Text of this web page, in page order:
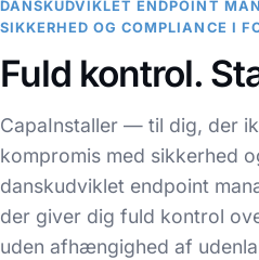
DANSKUDVIKLET ENDPOINT
SIKKERHED OG COMPLIANCE I
Fuld kontrol.
CapaInstaller — til dig, der
kompromis med sikkerhed
danskudviklet endpoint
der giver dig fuld kontrol
uden afhængighed af